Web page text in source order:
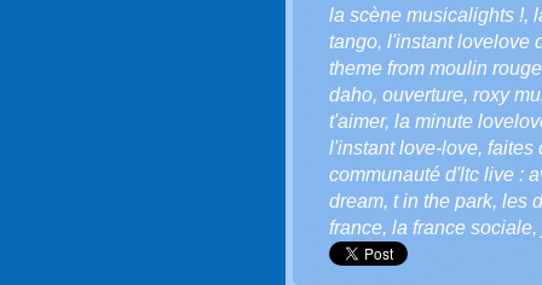
la scène musicalights !,
tango, l'instant lovelove
theme from moulin rouge
daho, ouverture, roxy
t'aimer, la minute
l'instant love-love, faites
communauté d'ltc live :
dream, t in the park, les
france, la france sociale,